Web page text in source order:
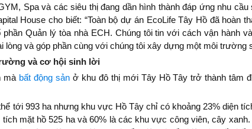
Spa và các siêu thị đang dần hình thành đáp ứng nhu
House cho biết: “Toàn bộ dự án EcoLife Tây Hồ đã hoàn
Quản lý tòa nhà ECH. Chúng tôi tin với cách vận hành
lòng và góp phần cùng với chúng tôi xây dựng một môi trường
và cơ hội sinh lời
mà bất động sảnở khu đô thị mới Tây Hồ Tây trở thành tâm
tới 993 ha nhưng khu vực Hồ Tây chỉ có khoảng 23% diện
tích mặt hồ 525 ha và 60% là các khu vực công viên, cây